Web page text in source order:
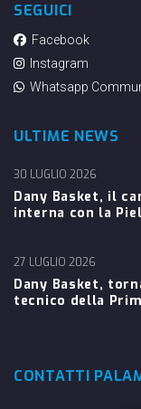
SEGUICI
Facebook
Instagram
Whatsapp
ULTIME NEWS
Dany Basket, il
interna con la
30 LUGLIO 2026
Dany Basket,
tecnico della
27 LUGLIO 2026
CONTATTI